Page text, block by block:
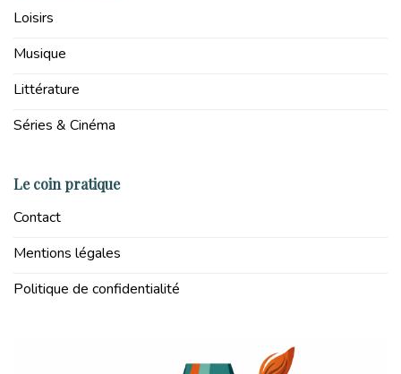
Loisirs
Musique
Littérature
Séries & Cinéma
Le coin pratique
Contact
Mentions légales
Politique de confidentialité